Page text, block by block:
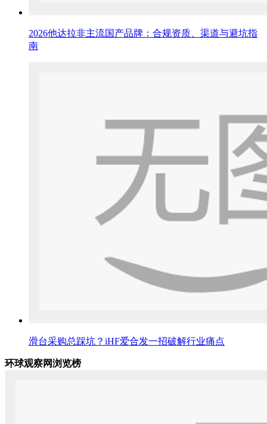
2026他达拉非主流国产品牌：合规资质、渠道与避坑指
南
滑台采购总踩坑？iHF爱合发一招破解行业痛点
环球观察网浏览榜